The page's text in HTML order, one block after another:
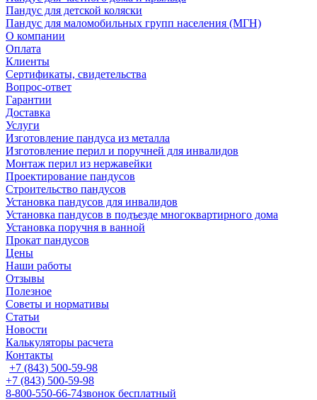
Пандус для детской коляски
Пандус для маломобильных групп населения (МГН)
О компании
Оплата
Клиенты
Сертификаты, свидетельства
Вопрос-ответ
Гарантии
Доставка
Услуги
Изготовление пандуса из металла
Изготовление перил и поручней для инвалидов
Монтаж перил из нержавейки
Проектирование пандусов
Строительство пандусов
Установка пандусов для инвалидов
Установка пандусов в подъезде многоквартирного дома
Установка поручня в ванной
Прокат пандусов
Цены
Наши работы
Отзывы
Полезное
Советы и нормативы
Статьи
Новости
Калькуляторы расчета
Контакты
+7 (843) 500-59-98
+7 (843) 500-59-98
8-800-550-66-74звонок бесплатный